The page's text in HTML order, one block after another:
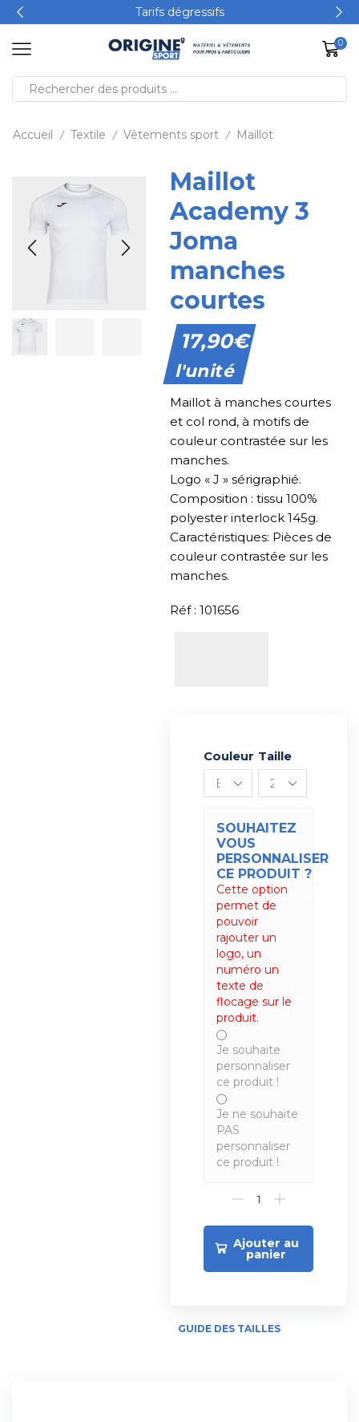
Tarifs dégressifs
0
Accueil / Textile / Vêtements sport / Maillot
Maillot
Academy 3
Joma
manches
courtes
17,90€
l'unité
Maillot à manches courtes
et col rond, à motifs de
couleur contrastée sur les
manches.
Logo « J » sérigraphié.
Composition : tissu 100%
polyester interlock 145g.
Caractéristiques: Pièces de
couleur contrastée sur les
manches.
Réf : 101656
Couleur Taille
SOUHAITEZ
VOUS
PERSONNALISER
CE PRODUIT ?
Cette option
permet de
pouvoir
rajouter un
logo, un
numéro un
texte de
flocage sur le
produit.
Je souhaite
personnaliser
ce produit !
Je ne souhaite
PAS
personnaliser
ce produit !
Ajouter au
panier
Alternative:
GUIDE DES TAILLES